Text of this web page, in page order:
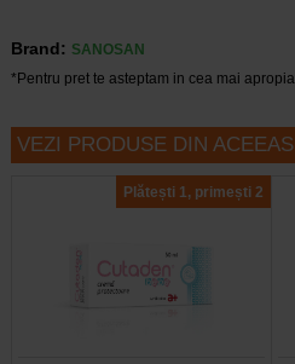
Brand: SANOSAN
*Pentru pret te asteptam in cea mai
VEZI PRODUSE DIN
Plătești 1, primești 2